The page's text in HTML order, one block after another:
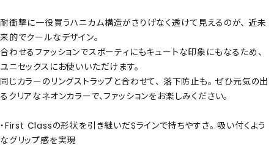
耐衝撃に一役買うハニカム構造がさりげなく透けて見えるのが、 近未
来的でクールなデザイン。
合わせるファッションでスポーティにもキュートな印象にもなるため、
ユニセックスにお使いいただけます。
同じカラーのリングストラップと合わせて、 落下防止も。 ぜひ元気の出
るクリアなネオンカラーで、ファッションをお楽しみください。
・First Classの形状を引き継いだSラインで持ちやすさ。 吸い付くよう
なグリップ感を実現